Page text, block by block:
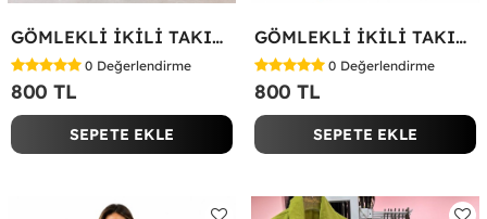
GÖMLEKLİ İKİLİ TAKIM Koyu Yeşil
0 Değerlendirme
800 TL
SEPETE EKLE
GÖMLEKLİ İKİLİ TAKIM Fuşya
0 Değerlendirme
800 TL
SEPETE EKLE